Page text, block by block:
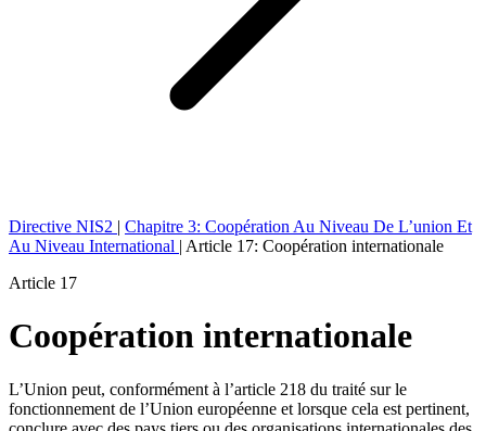
Directive NIS2 | Chapitre 3: Coopération Au Niveau De L’union Et
Au Niveau International | Article 17: Coopération internationale
Article 17
Coopération internationale
L’Union peut, conformément à l’article 218 du traité sur le
fonctionnement de l’Union européenne et lorsque cela est pertinent,